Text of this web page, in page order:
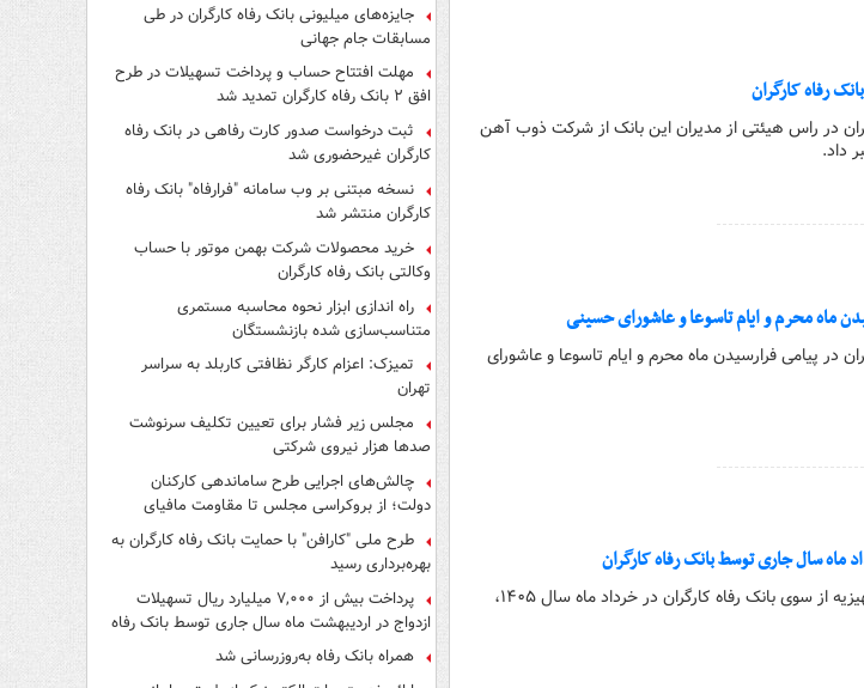
رفاه کارگران
در راس هیئتی از مدیران این بانک از شرکت ذوب آهن
داد.
ماه محرم و ایام تاسوعا و عاشورای حسینی
در پیامی فرارسیدن ماه محرم و ایام تاسوعا و عاشورای
کارگر آنلاین | جزئیات پرداخت تسهیلات ازدواج و تهیه جهیزیه از سوی بانک رفاه کارگران در خرداد ماه سال ۱۴۰۵،
جایزه‌های میلیونی بانک رفاه کارگران در طی
مسابقات جام جهانی
مهلت افتتاح حساب و پرداخت تسهیلات در طرح
افق ۲ بانک رفاه کارگران تمدید شد
ثبت درخواست صدور کارت رفاهی در بانک رفاه
کارگران غیرحضوری شد
نسخه مبتنی بر وب سامانه "فرارفاه" بانک رفاه
کارگران منتشر شد
خرید محصولات شرکت بهمن موتور با حساب
وکالتی بانک رفاه کارگران
راه اندازی ابزار نحوه محاسبه مستمری
متناسب‌سازی شده بازنشستگان
تمیزک: اعزام کارگر نظافتی کاربلد به سراسر
تهران
مجلس زیر فشار برای تعیین تکلیف سرنوشت
صدها هزار نیروی شرکتی
چالش‌های اجرایی طرح ساماندهی کارکنان
دولت؛ از بروکراسی مجلس تا مقاومت مافیای
واسطه‌گری
طرح ملی "کارافن" با حمایت بانک رفاه کارگران به
بهره‌برداری رسید
پرداخت بیش از ۷,۰۰۰ میلیارد ریال تسهیلات
ازدواج در اردیبهشت ماه سال جاری توسط بانک رفاه
کارگران
همراه بانک رفاه به‌روزرسانی شد